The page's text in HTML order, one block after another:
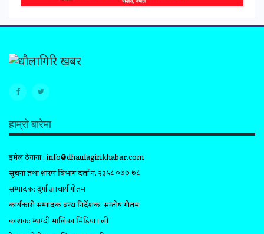
हाम्रो बारेमा
इमेल ठेगाना :info@dhaulagirikhabar.com
सूचना तथा प्रशारण बिभाग दर्ता न. २३५८ ०७७ ७८
सम्पादक: दुर्गा आचार्य गौतम
कार्यकारी सम्पादक प्रबन्ध निर्देशक: सन्तोष गौतम
प्रकाशक: म्याग्दी मालिका मिडिया प्रा.ली